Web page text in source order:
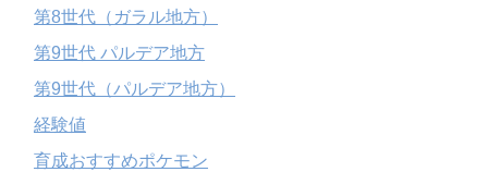
第8世代（ガラル地方）
第9世代 パルデア地方
第9世代（パルデア地方）
経験値
育成おすすめポケモン